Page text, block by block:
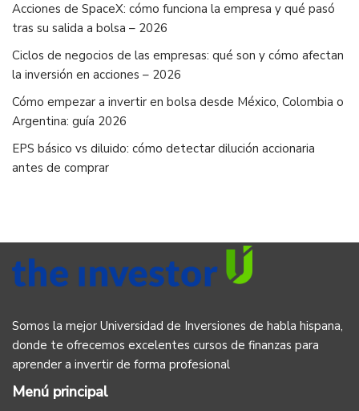
Acciones de SpaceX: cómo funciona la empresa y qué pasó
tras su salida a bolsa – 2026
Ciclos de negocios de las empresas: qué son y cómo afectan
la inversión en acciones – 2026
Cómo empezar a invertir en bolsa desde México, Colombia o
Argentina: guía 2026
EPS básico vs diluido: cómo detectar dilución accionaria
antes de comprar
Somos la mejor Universidad de Inversiones de habla hispana,
donde te ofrecemos excelentes cursos de finanzas para
aprender a invertir de forma profesional
Menú principal